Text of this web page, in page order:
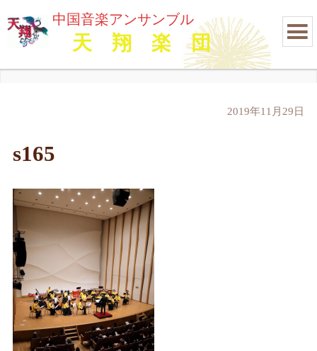
中国音楽アンサンブル
天 翔 楽 団
2019年11月29日
s165